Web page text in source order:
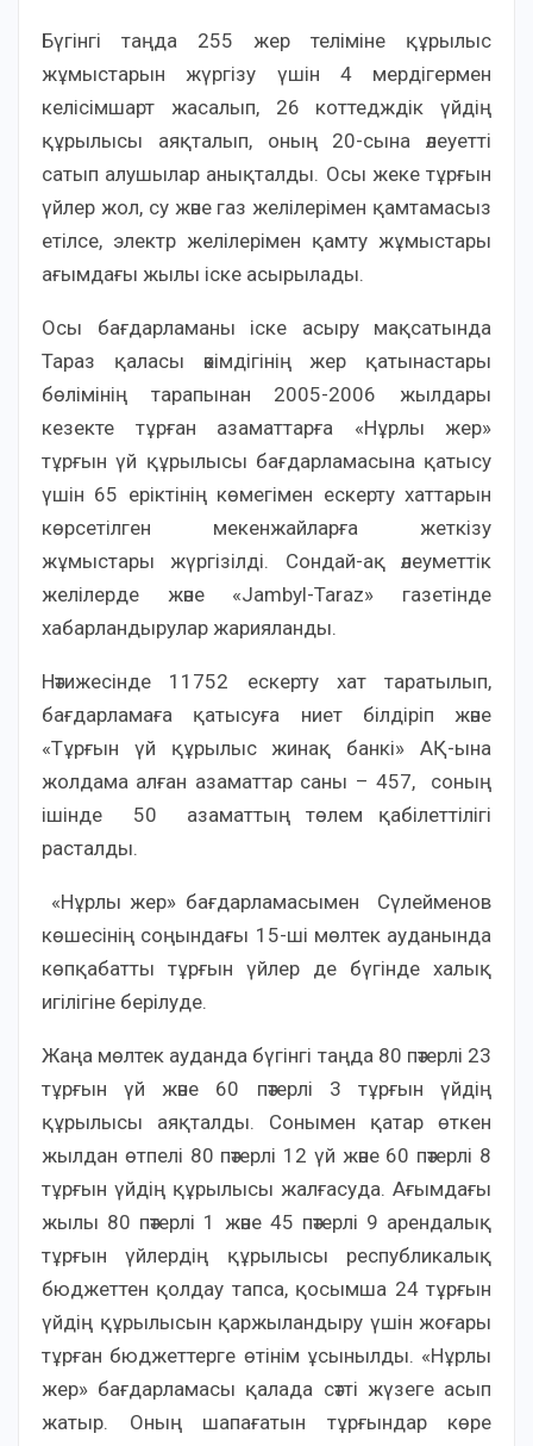
Бүгінгі таңда 255 жер теліміне құрылыс
жұмыстарын жүргізу үшін 4 мердігермен
келісімшарт жасалып, 26 коттедждік үйдің
құрылысы аяқталып, оның 20-сына әлеуетті
сатып алушылар анықталды. Осы жеке тұрғын
үйлер жол, су және газ желілерімен қамтамасыз
етілсе, электр желілерімен қамту жұмыстары
ағымдағы жылы іске асырылады.
Осы бағдарламаны іске асыру мақсатында
Тараз қаласы әкімдігінің жер қатынастары
бөлімінің тарапынан 2005-2006 жылдары
кезекте тұрған азаматтарға «Нұрлы жер»
тұрғын үй құрылысы бағдарламасына қатысу
үшін 65 еріктінің көмегімен ескерту хаттарын
көрсетілген мекенжайларға жеткізу
жұмыстары жүргізілді. Сондай-ақ әлеуметтік
желілерде және «Jambyl-Taraz» газетінде
хабарландырулар жарияланды.
Нәтижесінде 11752 ескерту хат таратылып,
бағдарламаға қатысуға ниет білдіріп және
«Тұрғын үй құрылыс жинақ банкі» АҚ-ына
жолдама алған азаматтар саны – 457, соның
ішінде 50 азаматтың төлем қабілеттілігі
расталды.
«Нұрлы жер» бағдарламасымен Сүлейменов
көшесінің соңындағы 15-ші мөлтек ауданында
көпқабатты тұрғын үйлер де бүгінде халық
игілігіне берілуде.
Жаңа мөлтек ауданда бүгінгі таңда 80 пәтерлі 23
тұрғын үй және 60 пәтерлі 3 тұрғын үйдің
құрылысы аяқталды. Сонымен қатар өткен
жылдан өтпелі 80 пәтерлі 12 үй және 60 пәтерлі 8
тұрғын үйдің құрылысы жалғасуда. Ағымдағы
жылы 80 пәтерлі 1 және 45 пәтерлі 9 арендалық
тұрғын үйлердің құрылысы республикалық
бюджеттен қолдау тапса, қосымша 24 тұрғын
үйдің құрылысын қаржыландыру үшін жоғары
тұрған бюджеттерге өтінім ұсынылды. «Нұрлы
жер» бағдарламасы қалада сәтті жүзеге асып
жатыр. Оның шапағатын тұрғындар көре